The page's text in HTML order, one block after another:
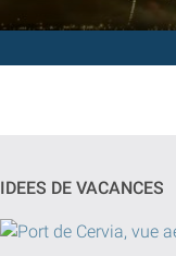
IDEES DE VACANCES